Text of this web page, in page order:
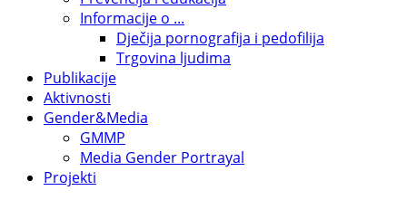
Informacije o ...
Dječija pornografija i pedofilija
Trgovina ljudima
Publikacije
Aktivnosti
Gender&Media
GMMP
Media Gender Portrayal
Projekti